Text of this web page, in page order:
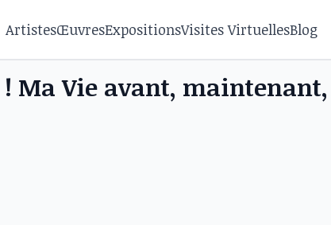
ArtistesŒuvresExpositionsVisites VirtuellesBlog
! Ma Vie avant, maintenant,